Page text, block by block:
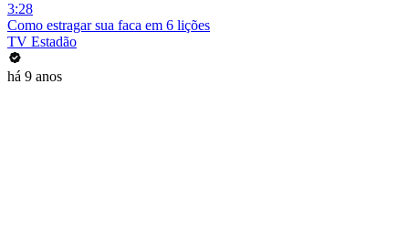
3:28
Como estragar sua faca em 6 lições
TV Estadão
há 9 anos